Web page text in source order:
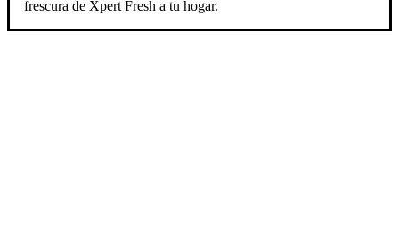
frescura de Xpert Fresh a tu hogar.